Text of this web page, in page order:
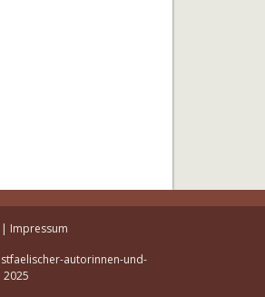
Impressum
autorinnen-und-